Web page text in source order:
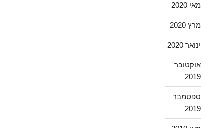
מאי 2020
מרץ 2020
ינואר 2020
אוקטובר
2019
ספטמבר
2019